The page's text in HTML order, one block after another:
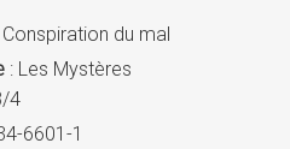
Conspiration du mal
: Les Mystères
4
6601-1